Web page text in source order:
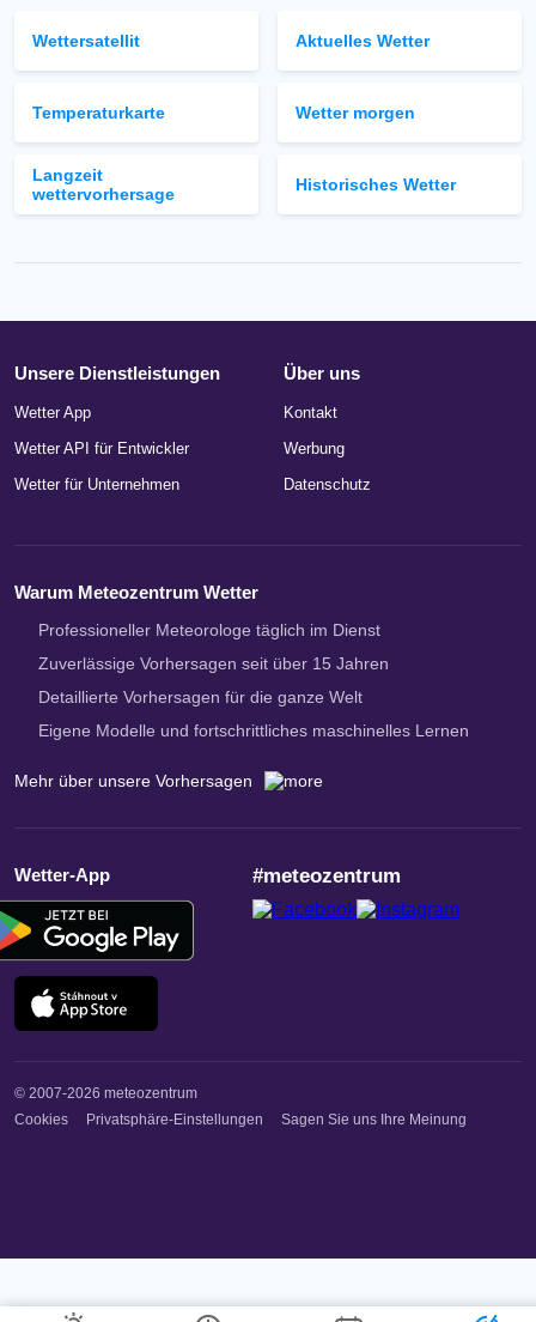
Wettersatellit
Temperaturkarte
Langzeit
wettervorhersage
Aktuelles Wetter
Wetter morgen
Historisches Wetter
Unsere Dienstleistungen
Wetter App
Wetter API für Entwickler
Wetter für Unternehmen
Über uns
Kontakt
Werbung
Datenschutz
Warum Meteozentrum Wetter
Professioneller Meteorologe täglich im Dienst
Zuverlässige Vorhersagen seit über 15 Jahren
Detaillierte Vorhersagen für die ganze Welt
Eigene Modelle und fortschrittliches maschinelles Lernen
Mehr über unsere Vorhersagen
Wetter-App #meteozentrum
© 2007-2026 meteozentrum
Cookies
Privatsphäre-Einstellungen Sagen Sie uns Ihre Meinung